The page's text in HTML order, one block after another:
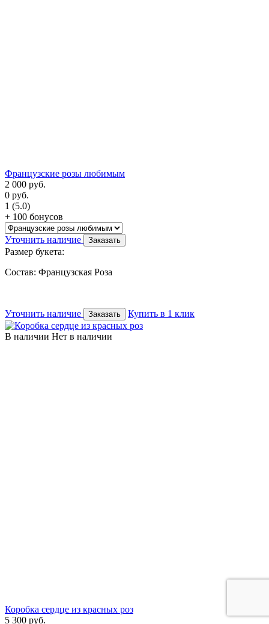
Французские розы любимым
2 000 руб.
0 руб.
1 (5.0)
+ 100 бонусов
Уточнить наличие Заказать
Размер букета:
Состав: Французская Роза
Уточнить наличие Заказать Купить в 1 клик
В наличии Нет в наличии
Коробка сердце из красных роз
5 300 руб.